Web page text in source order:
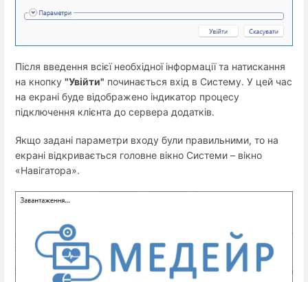
Після введення всієї необхідної інформації та натискання
на кнопку "Увійти" починається вхід в Систему. У цей час
на екрані буде відображено індикатор процесу
підключення клієнта до сервера додатків.
Якщо задані параметри входу були правильними, то на
екрані відкривається головне вікно Системи – вікно
«Навігатора».